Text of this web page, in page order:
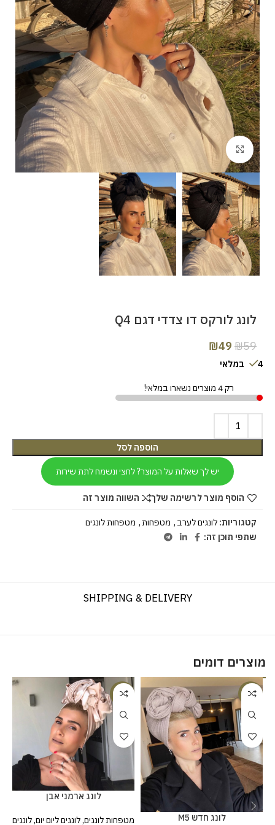
Click to enlarge
לונג לורקס דו צדדי דגם Q4
₪59
₪49
4 במלאי
רק 4 מוצרים נשארו במלאי!
הוספה לסל
יש לך שאלות על המוצר? לחצי ונשמח לתת שירות
הוסף מוצר לרשימה שלך השווה מוצר זה
קטגוריות: לונגים לערב , מטפחות, מטפחות לונגים
שתפי תוכן זה:
SHIPPING & DELIVERY
מוצרים דומים
-20%
לונג חדש M5
-20%
לונג ארמני אבן
מטפחות לונגים,לונגים ליום יום,לונגים